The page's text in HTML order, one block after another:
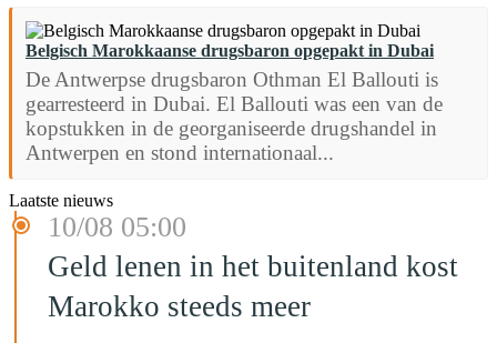
Belgisch Marokkaanse drugsbaron opgepakt in Dubai
De Antwerpse drugsbaron Othman El Ballouti is
gearresteerd in Dubai. El Ballouti was een van de
kopstukken in de georganiseerde drugshandel in
Antwerpen en stond internationaal...
Laatste nieuws
10/08 05:00
Geld lenen in het buitenland kost
Marokko steeds meer